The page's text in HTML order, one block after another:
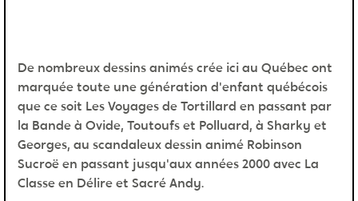
De nombreux dessins animés crée ici au Québec ont
marquée toute une génération d'enfant québécois
que ce soit Les Voyages de Tortillard en passant par
la Bande à Ovide, Toutoufs et Polluard, à Sharky et
Georges, au scandaleux dessin animé Robinson
Sucroë en passant jusqu'aux années 2000 avec La
Classe en Délire et Sacré Andy.